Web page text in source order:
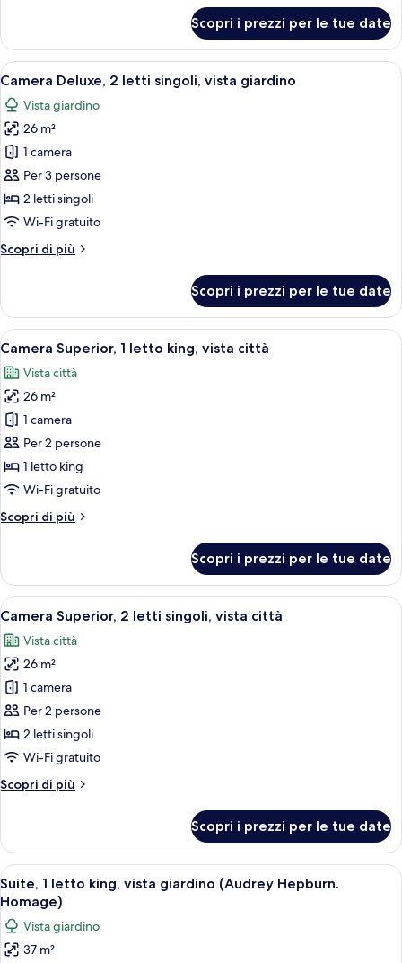
1
letto
king,
giardino
(Botanic)
Scopri i prezzi per le tue date
Apri
tutte
le
foto
per
Camera
Deluxe,
2
singoli,
Camera d'albergo moderna con
17
Camera Deluxe, 2 letti singoli, vista giardino
Vista giardino
26 m²
1 camera
Per 3 persone
2 letti singoli
Wi-Fi gratuito
Scopri di più
Altri
Deluxe,
letti
vista
giardino
Scopri i prezzi per le tue date
Apri
tutte
le
foto
per
Camera
Superior,
1
king,
Una camera d'albergo con un letto,
18
Camera Superior, 1 letto king, vista città
Vista città
26 m²
1 camera
Per 2 persone
1 letto king
Wi-Fi gratuito
Scopri di più
Altri
Superior,
letto
vista
città
Scopri i prezzi per le tue date
Apri
tutte
le
foto
per
Camera
Superior,
2
singoli,
Una camera d'albergo con un letto,
15
Camera Superior, 2 letti singoli, vista città
Vista città
26 m²
1 camera
Per 2 persone
2 letti singoli
Wi-Fi gratuito
Scopri di più
Altri
Superior,
letti
singoli,
città
Scopri i prezzi per le tue date
Apri
tutte
le
foto
per
Una fotografia incorniciata appesa
17
Suite, 1 letto king, vista giardino (Audrey Hepburn.
Homage)
Vista giardino
37 m²